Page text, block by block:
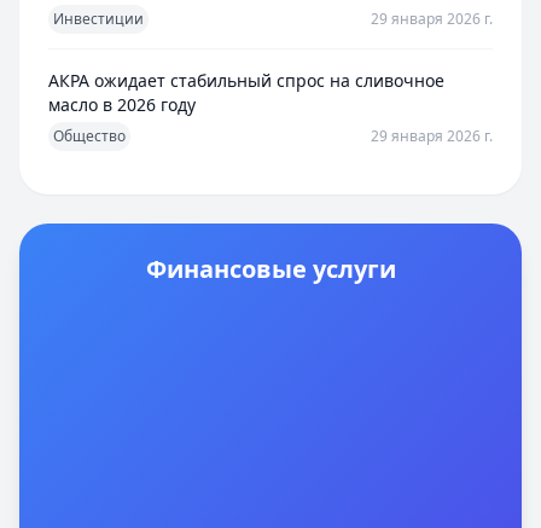
Инвестиции 29 января 2026 г.
АКРА ожидает стабильный спрос на сливочное
масло в 2026 году
Общество 29 января 2026 г.
Финансовые услуги